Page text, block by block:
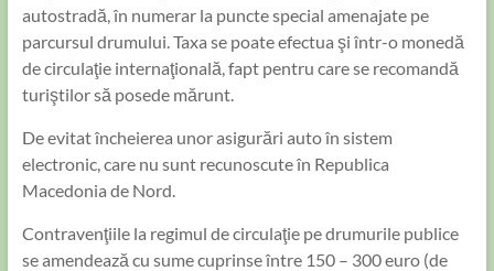
autostradă, în numerar la puncte special amenajate pe
parcursul drumului. Taxa se poate efectua şi într-o monedă
de circulaţie internaţională, fapt pentru care se recomandă
turiştilor să posede mărunt.
De evitat încheierea unor asigurări auto în sistem
electronic, care nu sunt recunoscute în Republica
Macedonia de Nord.
Contravenţiile la regimul de circulaţie pe drumurile publice
se amendează cu sume cuprinse între 150 – 300 euro (de